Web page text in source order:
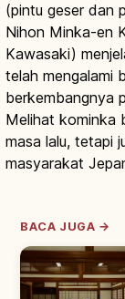
(pintu geser dan
Nihon Minka-en
Kawasaki)
telah mengalami
berkembangnya
Melihat kominka
masa lalu, tetapi
masyarakat
BACA JUGA →